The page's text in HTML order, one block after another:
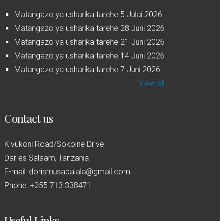
Matangazo ya usharika tarehe 5 Julai 2026
Matangazo ya usharika tarehe 28 Juni 2026
Matangazo ya usharika tarehe 21 Juni 2026
Matangazo ya usharika tarehe 14 Juni 2026
Matangazo ya usharika tarehe 7 Juni 2026
View all
Contact us
Kivukoni Road/Sokoine Drive
Dar es Salaam, Tanzania
E-mail: dorismusabalala@gmail.com
Phone: +255 713 338471